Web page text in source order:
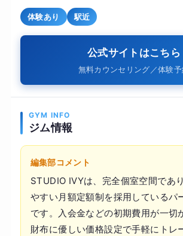
体験あり 駅近
公式サイトはこちら
無料カウンセリング／体験予
GYM INFO
ジム情報
編集部コメント
STUDIO IVYは、完全個室空間であ
やすい月額定額制を採用しているパ
です。入会金などの初期費用が一切
財布に優しい価格設定で手軽にトレ